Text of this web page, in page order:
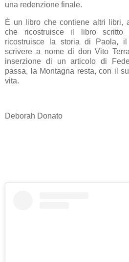
una redenzione finale.
È un libro che contiene altri libri,
che ricostruisce il libro
ricostruisce la storia di Paola,
scrivere a nome di don Vito
inserzione di un articolo di
passa, la Montagna resta, con il
vita.
Deborah Donato